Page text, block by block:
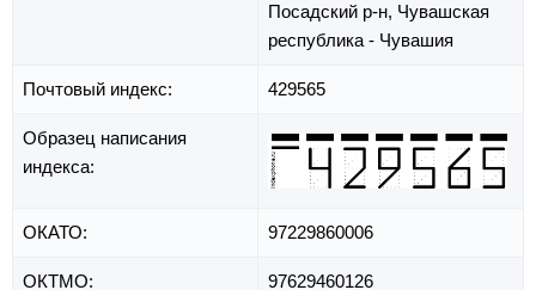
Посадский р-н, Чувашская
республика - Чувашия
Почтовый индекс: 429565
Образец написания
индекса:
ОКАТО: 97229860006
ОКТМО: 97629460126